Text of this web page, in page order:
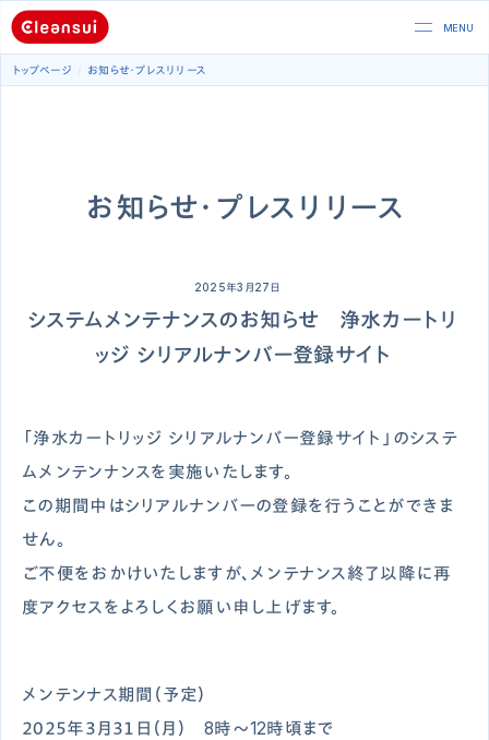
トップページ お知らせ・プレスリリース
お知らせ・プレスリリース
2025年3月27日
システムメンテナンスのお知らせ 浄水カートリ
ッジ シリアルナンバー登録サイト
「浄水カートリッジ シリアルナンバー登録サイト」のシステ
ムメンテンナンスを実施いたします。
この期間中はシリアルナンバーの登録を行うことができま
せん。
ご不便をおかけいたしますが、メンテナンス終了以降に再
度アクセスをよろしくお願い申し上げます。
メンテンナス期間（予定）
２０２５年３月３１日（月） 8時～12時頃まで